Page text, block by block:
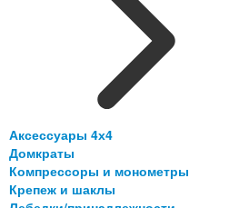
Аксессуары 4х4
Домкраты
Компрессоры и монометры
Крепеж и шаклы